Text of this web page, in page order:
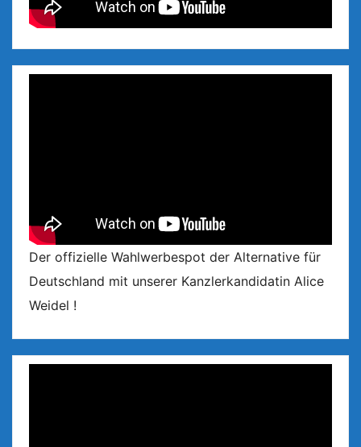
Der offizielle Wahlwerbespot der Alternative für
Deutschland mit unserer Kanzlerkandidatin Alice
Weidel !